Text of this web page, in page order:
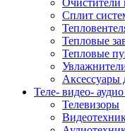
Очистители
Сплит
Тепловые
Тепловые
Аксессуары
Теле- видео-
Телевизоры